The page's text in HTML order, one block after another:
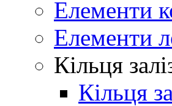
Елементи
Елементи
Кільця
Кільця